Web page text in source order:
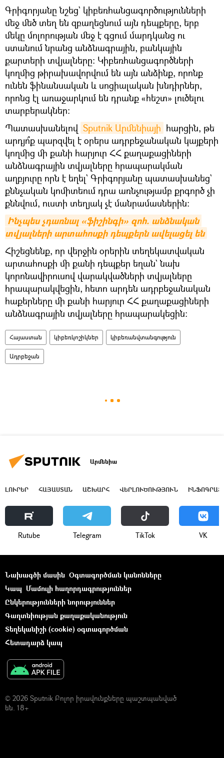
Գրիգորյանը նշեց` կիբեռհանցագործությունների
մեջ մեծ տեղ են զբաղեցնում այն դեպքերը, երբ
մեկը մոլորության մեջ է գցում մարդկանց ու
ստանում նրանց անձնագրային, բանկային
քարտերի տվյալները։ Կիբեռհանցագործների
կողմից թիրախավորվում են այն անձինք, որոնք
ունեն ֆինանսական և սոցիալական խնդիրներ,
որոնց էլ առաջարկում են դրանք «հեշտ» լուծելու
տարբերակներ։
Պատասխանելով Sputnik Արմենիայի հարցին, թե
արդյո՞ք պարզվել է օրերս ադրբեջանական կայքերի
կողմից մի քանի հարյուր ՀՀ քաղաքացիների
անձնագրային տվյալները հրապարակման
աղբյուրը որն է եղել` Գրիգորյանը պատասխանեց`
քննչական կոմիտեում դրա առնչությամբ քրգործ չի
քննվում, ուստի տեղյակ չէ մանրամասներին։
Ինչպես չդառնալ «ֆիշինգի» զոհ. անձնական
տվյալների արտահոսքի դեպքերն ավելացել են
Հիշեցնենք, որ վերջին օրերին տեղեկատվական
արտահոսքի մի քանի դեպքեր եղան` նախ
կորոնավիրուսով վարակվածների տվյալները
հրապարակվեցին, հետո արդեն ադրբեջանական
հաքերները մի քանի հարյուր ՀՀ քաղաքացիների
անձնագրային տվյալները հրապարակեցին։
Հայաստան կիբեռկոշիկներ կիբեռանվտանգություն
Ադրբեջան
Արմենիա
ԼՈՒՐԵՐ ՀԱՅԱՍՏԱՆ ԱՇԽԱՐՀ ՎԵՐԼՈՒԾՈՒԹՅՈՒՆ
Rutube Telegram ТikТоk VK
Նախագծի մասին Օգտագործման կանոնները
Կապ Մամուլի հաղորդագրություններ
Ընկերությունների նորություններ
Գաղտնիության քաղաքականություն
Տեղեկանիշի (cookie) օգտագործման
Հետադարձ կապ
© 2026 Sputnik Բոլոր իրավունքները պաշտպանված
են. 18+